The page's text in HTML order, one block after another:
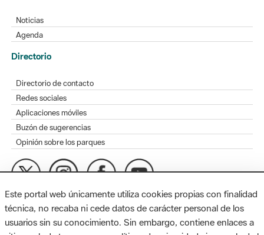
Noticias
Agenda
Directorio
Directorio de contacto
Redes sociales
Aplicaciones móviles
Buzón de sugerencias
Opinión sobre los parques
MAPA WEB AVISO LEGAL ACCESIBILIDAD
Diputación de Barcelona. Edifici Llacuna, 1a planta. Badajoz, 49.
Este portal web únicamente utiliza cookies propias con finalidad
técnica, no recaba ni cede datos de carácter personal de los
usuarios sin su conocimiento. Sin embargo, contiene enlaces a